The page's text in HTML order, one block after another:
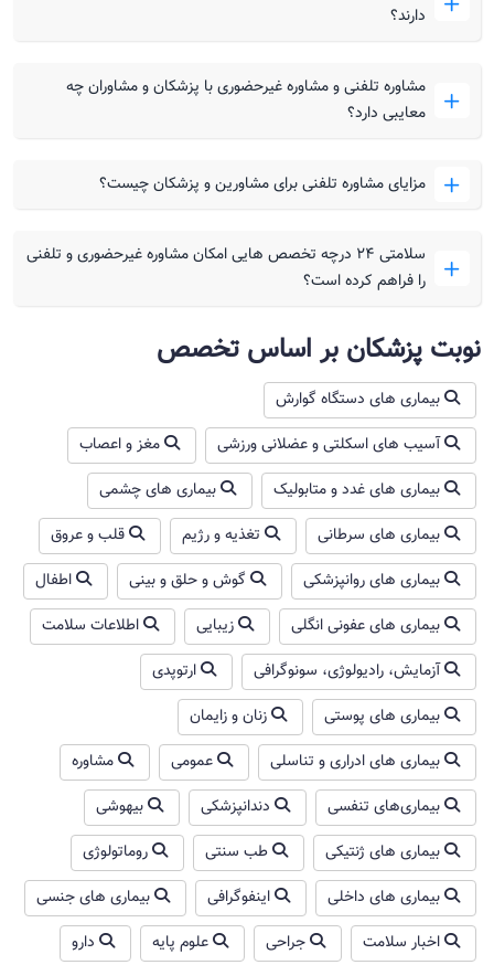
دارند؟
مشاوره تلفنی و مشاوره غیرحضوری با پزشکان و مشاوران چه
معایبی دارد؟
مزایای مشاوره تلفنی برای مشاورین و پزشکان چیست؟
سلامتی ۲۴ درچه تخصص هایی امکان مشاوره غیرحضوری و تلفنی
را فراهم کرده است؟
نوبت پزشکان بر اساس تخصص
بیماری های دستگاه گوارش
آسیب های اسکلتی و عضلانی ورزشی
مغز و اعصاب
بیماری های غدد و متابولیک
بیماری های چشمی
بیماری های سرطانی
تغذیه و رژیم
قلب و عروق
بیماری های روانپزشکی
گوش و حلق و بینی
اطفال
بیماری های عفونی انگلی
زیبایی
اطلاعات سلامت
آزمایش، رادیولوژی، سونوگرافی
ارتوپدی
بیماری های پوستی
زنان و زایمان
بیماری های ادراری و تناسلی
عمومی
مشاوره
بیماری‌های تنفسی
دندانپزشکی
بیهوشی
بیماری های ژنتیکی
طب سنتی
روماتولوژی
بیماری های داخلی
اینفوگرافی
بیماری های جنسی
اخبار سلامت
جراحی علوم پایه
دارو